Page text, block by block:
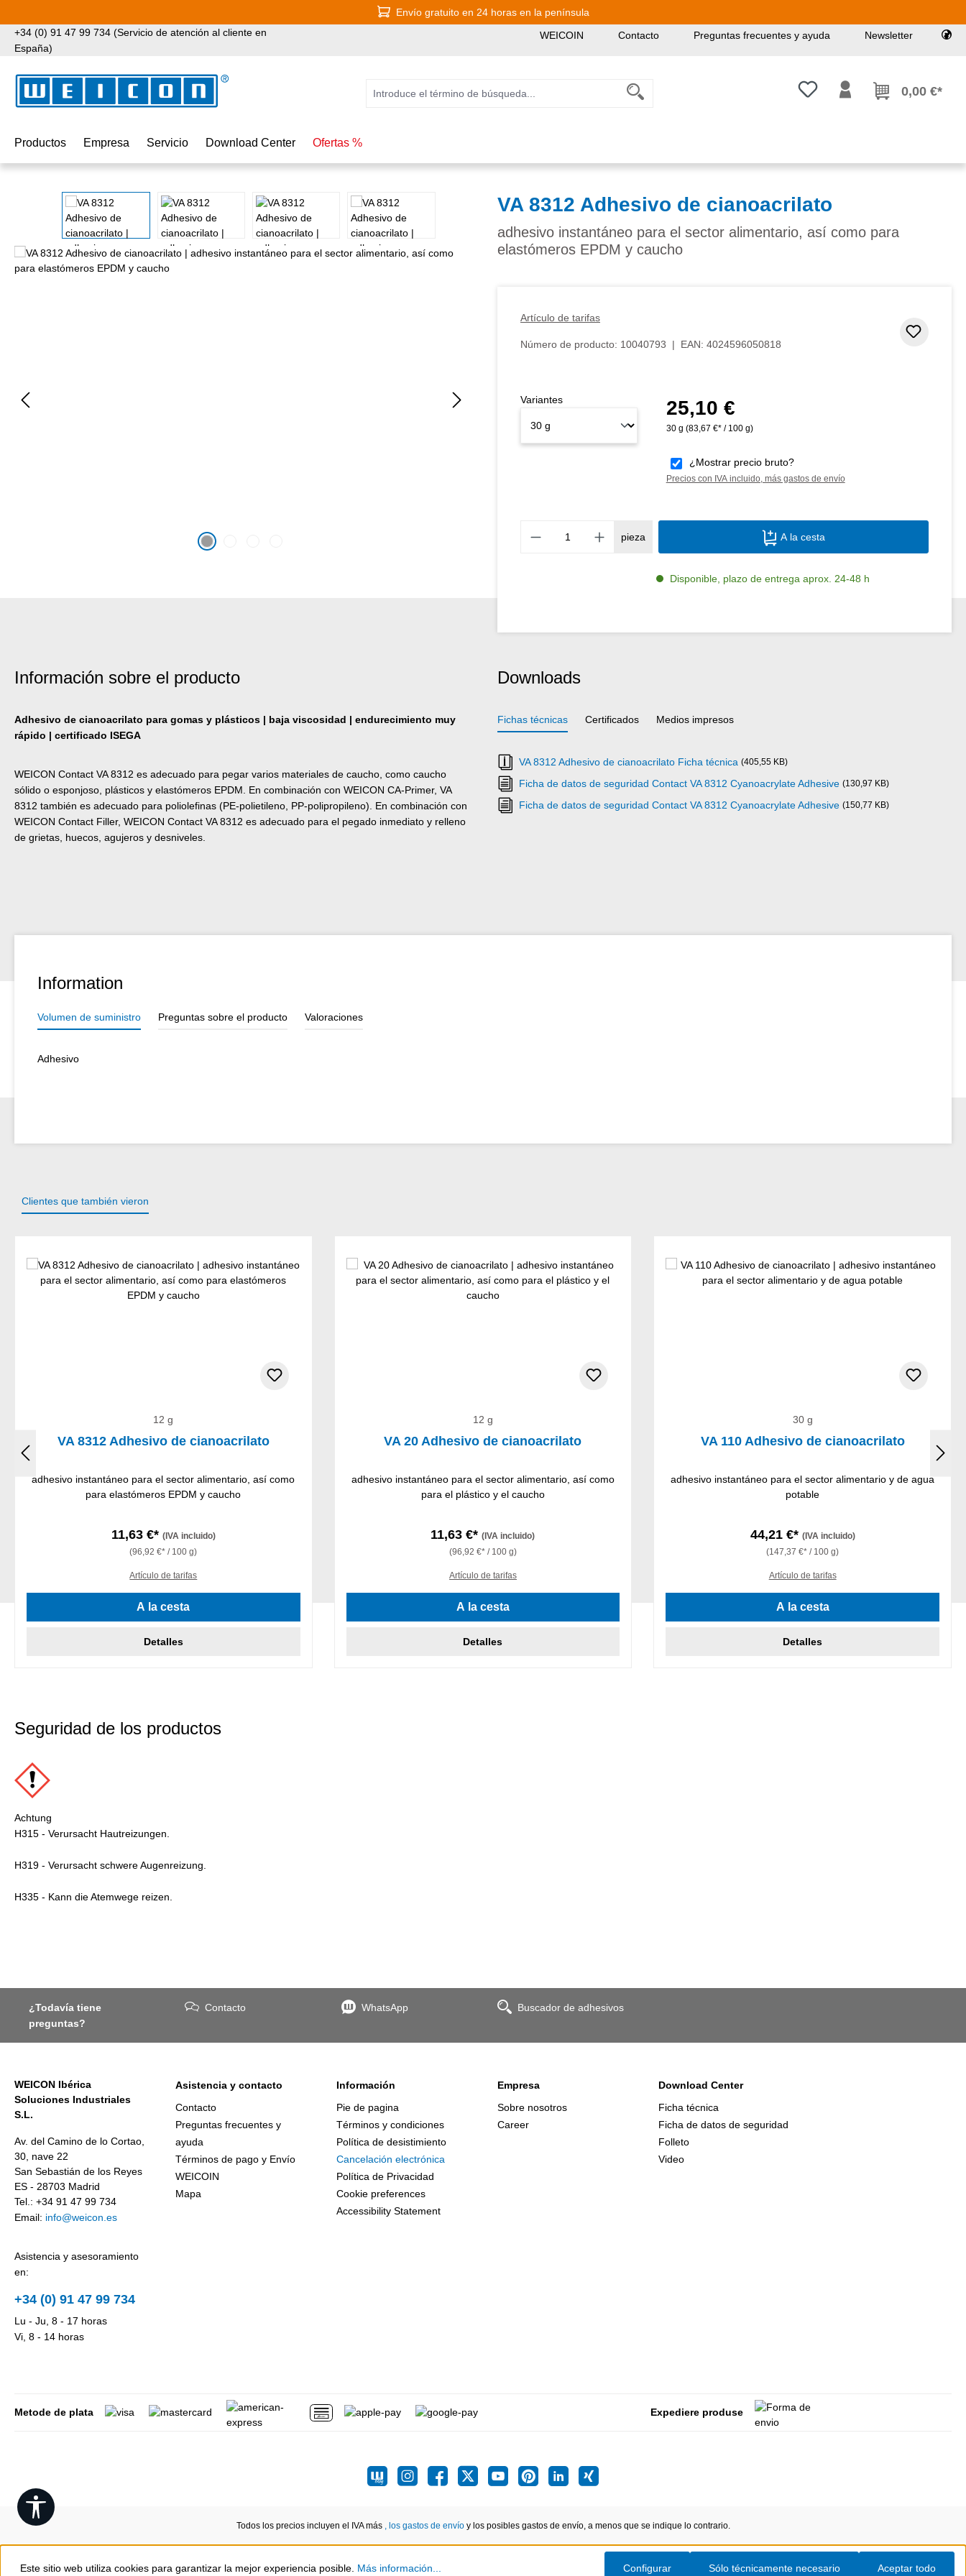
Envío gratuito en 24 horas en la península
+34 (0) 91 47 99 734 (Servicio de atención al cliente en
España)
WEICOIN Contacto Preguntas frecuentes y ayuda Newsletter
Tienes 0 artículos en tu lista de
0,00 €*
Productos Empresa Servicio Download Center Ofertas %
Omitir galería de imágenes VA 8312 Adhesivo de cianoacrilato
adhesivo instantáneo para el sector alimentario, así como para
elastómeros EPDM y caucho
Artículo de tarifas
Número de producto: 10040793 | EAN: 4024596050818
Precio normal:
25,10 €
30 g (83,67 €* / 100 g)
¿Mostrar precio bruto?
Precios con IVA incluido, más gastos de envío
Variantes
Cantidad del producto: introduce la
pieza A la cesta
Disponible, plazo de entrega aprox. 24-48 h
Información sobre el producto
Adhesivo de cianoacrilato para gomas y plásticos | baja viscosidad | endurecimiento muy
rápido | certificado ISEGA
WEICON Contact VA 8312 es adecuado para pegar varios materiales de caucho, como caucho
sólido o esponjoso, plásticos y elastómeros EPDM. En combinación con WEICON CA-Primer, VA
8312 también es adecuado para poliolefinas (PE-polietileno, PP-polipropileno). En combinación con
WEICON Contact Filler, WEICON Contact VA 8312 es adecuado para el pegado inmediato y relleno
de grietas, huecos, agujeros y desniveles.
Downloads
Fichas técnicas Certificados Medios impresos
VA 8312 Adhesivo de cianoacrilato Ficha técnica (405,55 KB)
Ficha de datos de seguridad Contact VA 8312 Cyanoacrylate Adhesive (130,97 KB)
Ficha de datos de seguridad Contact VA 8312 Cyanoacrylate Adhesive (150,77 KB)
Information
Volumen de suministro Preguntas sobre el producto Valoraciones
Adhesivo
Clientes que también vieron
12 g
VA 8312 Adhesivo de cianoacrilato
adhesivo instantáneo para el sector alimentario, así como
para elastómeros EPDM y caucho
11,63 €* (IVA incluido)
(96,92 €* / 100 g)
Artículo de tarifas
A la cesta
Detalles
12 g
VA 20 Adhesivo de cianoacrilato
adhesivo instantáneo para el sector alimentario, así como
para el plástico y el caucho
11,63 €*(IVA incluido)
(96,92 €* / 100 g)
Artículo de tarifas
A la cesta
Detalles
30 g
VA 110 Adhesivo de cianoacrilato
adhesivo instantáneo para el sector alimentario y de agua
potable
44,21 €* (IVA incluido)
(147,37 €* / 100 g)
Artículo de tarifas
A la cesta
Detalles
Seguridad de los productos
Achtung
H315 - Verursacht Hautreizungen.
H319 - Verursacht schwere Augenreizung.
H335 - Kann die Atemwege reizen.
¿Todavía tiene
preguntas?
Contacto WhatsApp Buscador de adhesivos
WEICON Ibérica
Soluciones Industriales
S.L.
Av. del Camino de lo Cortao,
30, nave 22
San Sebastián de los Reyes
ES - 28703 Madrid
Tel.: +34 91 47 99 734
Email: info@weicon.es
Asistencia y asesoramiento
en:
+34 (0) 91 47 99 734
Lu - Ju, 8 - 17 horas
Vi, 8 - 14 horas
Asistencia y contacto
Contacto
Preguntas frecuentes y
ayuda
Términos de pago y Envío
WEICOIN
Mapa
Información
Pie de pagina
Términos y condiciones
Política de desistimiento
Cancelación electrónica
Política de Privacidad
Cookie preferences
Accessibility Statement
Empresa
Sobre nosotros
Career
Download Center
Ficha técnica
Ficha de datos de seguridad
Folleto
Video
Metode de plata Expediere produse
Todos los precios incluyen el IVA más , los gastos de envíoy los posibles gastos de envío, a menos que se indique lo contrario.
Show toolbar
Este sitio web utiliza cookies para garantizar la mejor experiencia posible. Más información... Sólo técnicamente necesario
Configurar Aceptar todo